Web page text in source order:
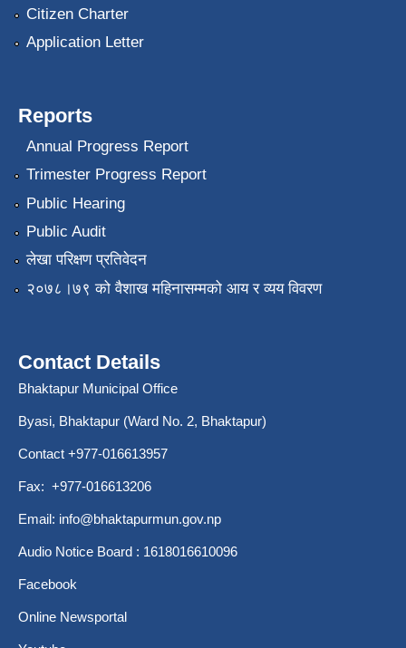
Citizen Charter
Application Letter
Reports
Annual Progress Report
Trimester Progress Report
Public Hearing
Public Audit
लेखा परिक्षण प्रतिवेदन
२०७८।७९ को वैशाख महिनासम्मको आय र व्यय विवरण
Contact Details
Bhaktapur Municipal Office
Byasi, Bhaktapur (Ward No. 2, Bhaktapur)
Contact +977-016613957
Fax: +977-016613206
Email: info@bhaktapurmun.gov.np
Audio Notice Board : 1618016610096
Facebook
Online Newsportal